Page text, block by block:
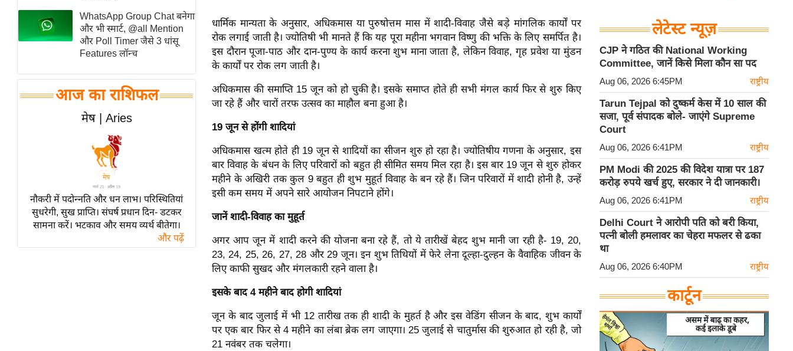
स्तंभ
एम.
आर.
चाय पर
समीक्षा
व्रत
त्योहार
राशिफल
विशेष
WhatsApp Group Chat बनेगा
और भी स्मार्ट, @all Mention
और Poll Timer जैसे 3 धांसू
Features लॉन्च
आज का राशिफल
मेष | Aries
नौकरी में पदोन्नति और धन लाभ। परिस्थितियां
सुधरेगी, सुख प्राप्ति। संघर्ष प्रधान दिन- डटकर
सामना करें। भटकाव और समय व्यर्थ बीतेगा।
और पढ़ें
धार्मिक मान्यता के अनुसार, अधिकमास या पुरुषोत्तम मास में शादी-विवाह जैसे बड़े मांगलिक कार्यों पर
रोक लगाई जाती है। ज्योतिषी भी मानते हैं कि यह पूरा महीना भगवान विष्णु की भक्ति के लिए समर्पित है।
इस दौरान पूजा-पाठ और दान-पुण्य के कार्य करना शुभ माना जाता है, लेकिन विवाह, गृह प्रवेश या मुंडन
के कार्यों पर रोक लग जाती है।
अधिकमास की समाप्ति 15 जून को हो चुकी है। इसके समाप्त होते ही सभी मंगल कार्य फिर से शुरु किए
जा रहे हैं और चारों तरफ उत्सव का माहौल बना हुआ है।
19 जून से होंगी शादियां
अधिकमास खत्म होते ही 19 जून से शादियों का सीजन शुरु हो रहा है। ज्योतिषीय गणना के अनुसार, इस
बार विवाह के बंधन के लिए परिवारों को बहुत ही सीमित समय मिल रहा है। इस बार 19 जून से शुरु होकर
महीने के अखिरी तक कुल 9 बहुत ही शुभ मुहूर्त विवाह के बन रहे हैं। जिन परिवारों में शादी होनी है, उन्हें
इसी कम समय में अपने सारे आयोजन निपटाने होंगे।
जानें शादी-विवाह का मुहूर्त
अगर आप जून में शादी करने की योजना बना रहे हैं, तो ये तारीखें बेहद शुभ मानी जा रही है- 19, 20,
23, 24, 25, 26, 27, 28 और 29 जून। इन शुभ तिथियों में फेरे लेना दूल्हा-दुल्हन के वैवाहिक जीवन के
लिए काफी सुखद और मंगलकारी रहने वाला है।
इसके बाद 4 महीने बाद होगी शादियां
जून के बाद जुलाई में भी 12 तारीख तक ही शादी के मुहर्त है और इस वेडिंग सीजन के बाद, शुभ कार्यों
पर एक बार फिर से 4 महीने का लंबा ब्रेक लग जाएगा। 25 जुलाई से चातुर्मास की शुरुआत हो रही है, जो
21 नवंबर तक चलेगा।
लेटेस्ट न्यूज़
CJP ने गठित की National Working
Committee, जानें किसे मिला कौन सा पद
Aug 06, 2026 6:45PM राष्ट्रीय
Tarun Tejpal को दुष्कर्म केस में 10 साल की
सजा, पूर्व संपादक बोले- जाएंगे Supreme
Court
Aug 06, 2026 6:41PM राष्ट्रीय
PM Modi की 2025 की विदेश यात्रा पर 187
करोड़ रुपये खर्च हुए, सरकार ने दी जानकारी।
Aug 06, 2026 6:41PM राष्ट्रीय
Delhi Court ने आरोपी पति को बरी किया,
पत्नी बोली हमलावर का चेहरा मफलर से ढका
था
Aug 06, 2026 6:40PM राष्ट्रीय
कार्टून